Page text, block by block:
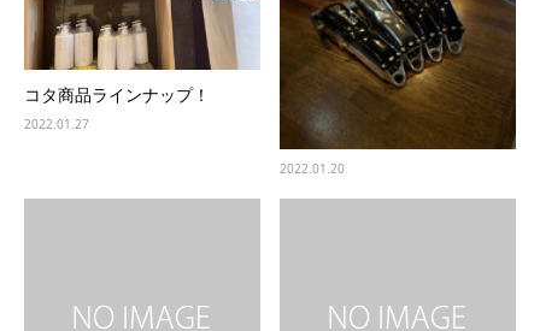
コタ商品ラインナップ！
2022.01.27
2022.01.20